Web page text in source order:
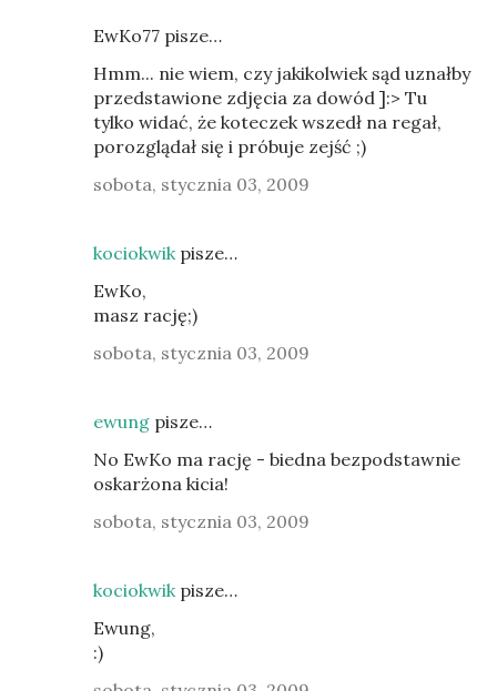
EwKo77 pisze…
Hmm... nie wiem, czy jakikolwiek sąd uznałby
przedstawione zdjęcia za dowód ]:> Tu
tylko widać, że koteczek wszedł na regał,
porozglądał się i próbuje zejść ;)
sobota, stycznia 03, 2009
kociokwikpisze…
EwKo,
masz rację;)
sobota, stycznia 03, 2009
ewung pisze…
No EwKo ma rację - biedna bezpodstawnie
oskarżona kicia!
sobota, stycznia 03, 2009
kociokwikpisze…
Ewung,
:)